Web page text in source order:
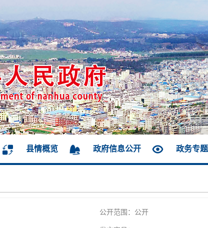
县情概览 政府信息公开 政务专题
公开范围：公开